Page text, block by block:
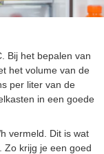
Bij het bepalen van
het volume van de
per liter van de
in een goede
vermeld. Dit is wat
Zo krijg je een goed